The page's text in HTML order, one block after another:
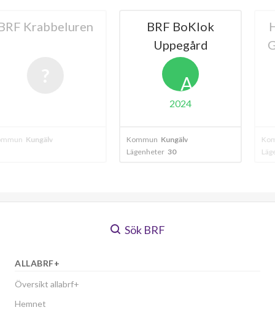
BRF BoKlok
Uppegård
Kungälv
30
HSB
Gömme
93
Sök BRF
ALLABRF+
Översikt allabrf+
Hemnet